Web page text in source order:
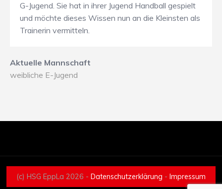
G-Jugend. Sie hat in ihrer Jugend Handball gespielt
und möchte dieses Wissen nun an die Kleinsten als
Trainerin vermitteln.
Aktuelle Mannschaft
weibliche E-Jugend
(c) HSG EppLa 2026 - Datenschutzerklärung - Impressum